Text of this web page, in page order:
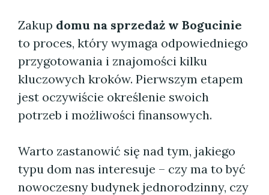
Zakup domu na sprzedaż w Bogucinie
to proces, który wymaga odpowiedniego
przygotowania i znajomości kilku
kluczowych kroków. Pierwszym etapem
jest oczywiście określenie swoich
potrzeb i możliwości finansowych.
Warto zastanowić się nad tym, jakiego
typu dom nas interesuje – czy ma to być
nowoczesny budynek jednorodzinny, czy